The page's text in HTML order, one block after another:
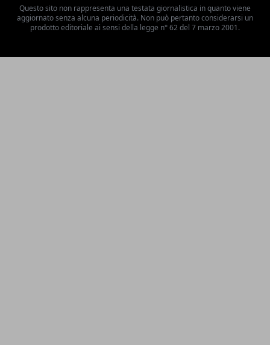
Questo sito non rappresenta una testata giornalistica in quanto viene
aggiornato senza alcuna periodicità. Non può pertanto considerarsi un
prodotto editoriale ai sensi della legge n° 62 del 7 marzo 2001.